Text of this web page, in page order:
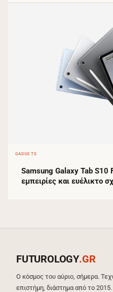
GADGETS
Samsung Galaxy Tab S10
εμπειρίες και ευέλικτο
FUTUROLOGY.GR
Ο κόσμος του αύριο, σήμερα.
επιστήμη, διάστημα από το 2015.